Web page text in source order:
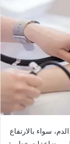
سواء بالارتفاع